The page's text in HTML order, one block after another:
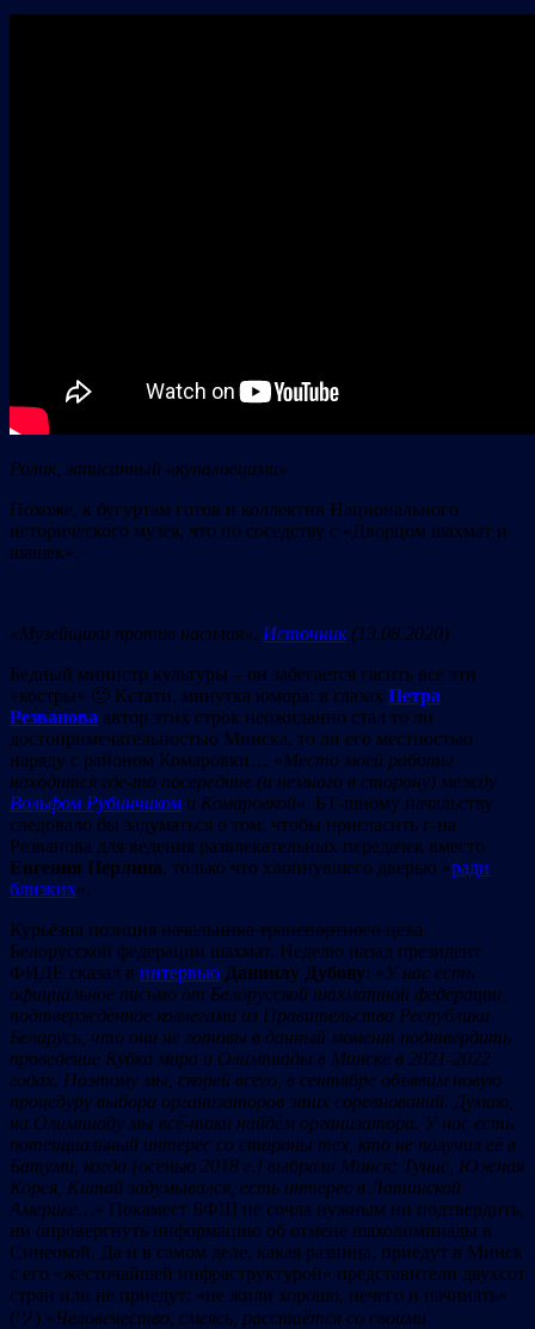
Ролик, записанный «купаловцами»
Похоже, к бугуртам готов и коллектив Национального
исторического музея, что по соседству с «Дворцом шахмат и
шашек».
«Музейщики против насилия». Источник(13.08.2020)
Бедный министр культуры – он забегается гасить все эти
«костры» 🙂 Кстати, минутка юмора: в глазах Петра
Резванова автор этих строк неожиданно стал то ли
достопримечательностью Минска, то ли его местностью
наряду с районом Комаровки… «Место моей работы
находится где-то посередине (и немного в сторону) между
Вольфом Рубинчиком и Комаровкой». БТ-шному начальству
следовало бы задуматься о том, чтобы пригласить г-на
Резванова для ведения развлекательных передачек вместо
Евгения Перлина, только что хлопнувшего дверью «ради
близких».
Курьёзна позиция начальника транспортного цеха
Белорусской федерации шахмат. Неделю назад президент
ФИДЕ сказал в интервью Даниилу Дубову: «У нас есть
официальное письмо от Белорусской шахматной федерации,
подтверждённое коллегами из Правительства Республики
Беларусь, что они не готовы в данный момент подтвердить
проведение Кубка мира и Олимпиады в Минске в 2021-2022
годах. Поэтому мы, скорей всего, в сентябре объявим новую
процедуру выбора организаторов этих соревнований. Думаю,
на Олимпиаду мы всё-таки найдём организатора. У нас есть
потенциальный интерес со стороны тех, кто не получил её в
Батуми, когда [осенью 2018 г. ] выбрали Минск: Тунис, Южная
Корея, Китай задумывался, есть интерес в Латинской
Америке…» Покамест БФШ не сочла нужным ни подтвердить,
ни опровергнуть информацию об отмене шахолимпиады в
Синеокой. Да и в самом деле, какая разница, приедут в Минск
с его «жесточайшей инфраструктурой» представители двухсот
стран или не приедут: «не жили хорошо, нечего и начинать»
(ツ) «Человечество, смеясь, расстаётся со своими